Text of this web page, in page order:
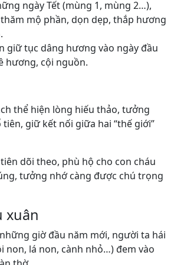
ngày Tết (mùng 1, mùng 2…),
mộ phần, dọn dẹp, thắp hương
giữ tục dâng hương vào ngày đầu
hương, cội nguồn.
thể hiện lòng hiếu thảo, tưởng
giữ kết nối giữa hai “thế giới”
dõi theo, phù hộ cho con cháu
tưởng nhớ càng được chú trọng
xuân
giờ đầu năm mới, người ta hái
non, lá non, cành nhỏ…) đem vào